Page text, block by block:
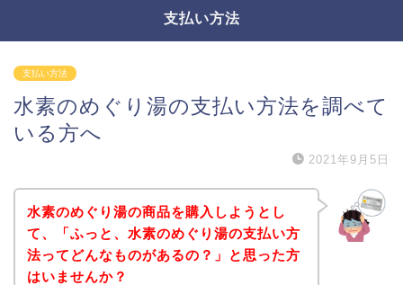
支払い方法
支払い方法
水素のめぐり湯の支払い方法を調べて
いる方へ
2021年9月5日
水素のめぐり湯の商品を購入しようとし
て、「ふっと、水素のめぐり湯の支払い方
法ってどんなものがあるの？」と思った方
はいませんか？